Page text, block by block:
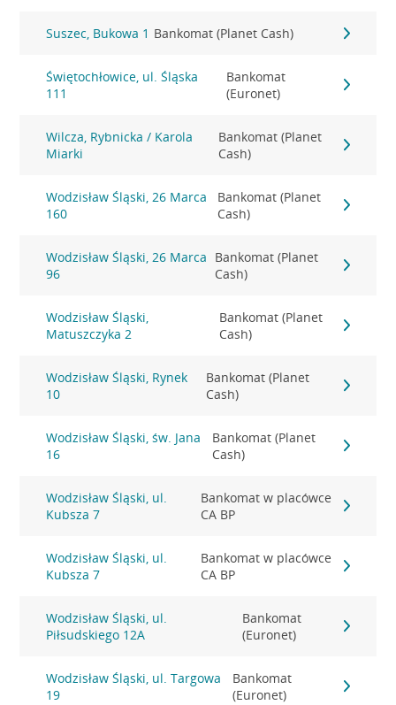
Suszec, Bukowa 1 Bankomat (Planet Cash)
Świętochłowice, ul. Śląska
111
Bankomat
(Euronet)
Wilcza, Rybnicka / Karola
Miarki
Bankomat (Planet
Cash)
Wodzisław Śląski, 26 Marca
160
Bankomat (Planet
Cash)
Wodzisław Śląski, 26 Marca
96
Bankomat (Planet
Cash)
Wodzisław Śląski,
Matuszczyka 2
Bankomat (Planet
Cash)
Wodzisław Śląski, Rynek
10
Bankomat (Planet
Cash)
Wodzisław Śląski, św. Jana
16
Bankomat (Planet
Cash)
Wodzisław Śląski, ul.
Kubsza 7
Bankomat w placówce
CA BP
Wodzisław Śląski, ul.
Kubsza 7
Bankomat w placówce
CA BP
Wodzisław Śląski, ul.
Piłsudskiego 12A
Bankomat
(Euronet)
Wodzisław Śląski, ul. Targowa
19
Bankomat
(Euronet)